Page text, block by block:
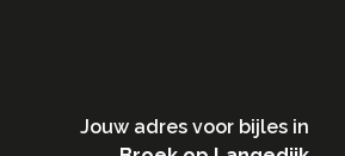
Jouw adres voor bijles in